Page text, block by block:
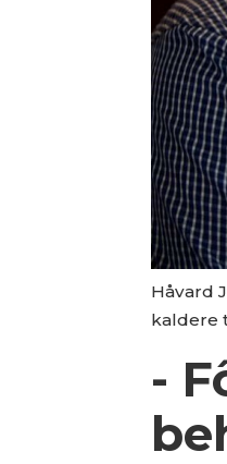
Håvard
kaldere
-